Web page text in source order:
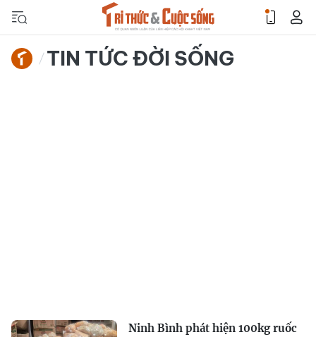
TIN TỨC ĐỜI SỐNG
Ninh Bình phát hiện 100kg ruốc